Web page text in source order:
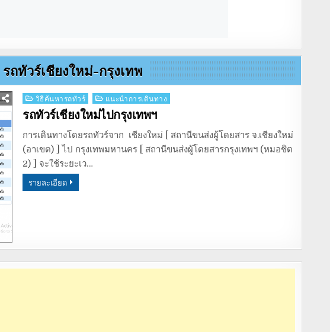
รถทัวร์เชียงใหม่-กรุงเทพ
Posted
in
วิธีค้นหารถทัวร์ แนะนำการเดินทาง
รถทัวร์เชียงใหม่ไปกรุงเทพฯ
การเดินทางโดยรถทัวร์จาก เชียงใหม่ [ สถานีขนส่งผู้โดยสาร จ.เชียงใหม่
(อาเขต) ] ไป กรุงเทพมหานคร [ สถานีขนส่งผู้โดยสารกรุงเทพฯ (หมอชิต
2) ] จะใช้ระยะเว…
รายละเอียด